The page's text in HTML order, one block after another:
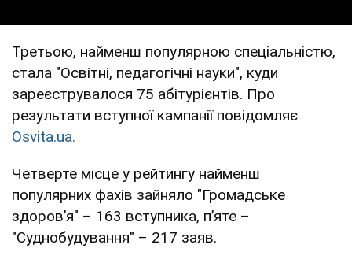
Третьою, найменш популярною спеціальністю,
стала "Освітні, педагогічні науки", куди
зареєструвалося 75 абітурієнтів. Про
результати вступної кампанії повідомляє
Оsvita.ua.
Четверте місце у рейтингу найменш
популярних фахів зайняло "Громадське
здоровʼя" – 163 вступника, пʼяте –
"Суднобудування" – 217 заяв.